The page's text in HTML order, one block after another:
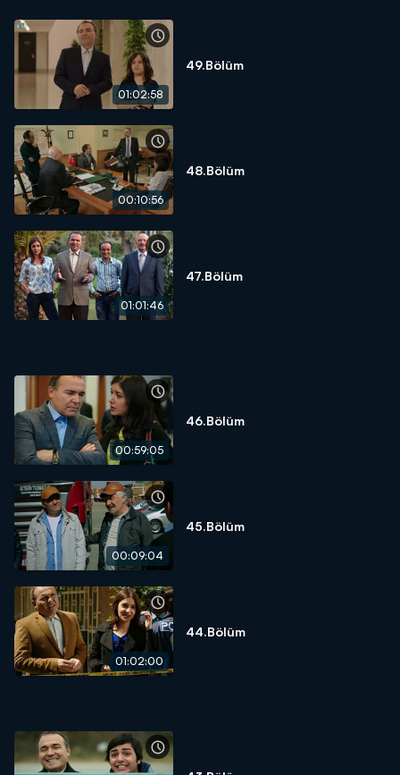
01:02:58
49.Bölüm
00:10:56
48.Bölüm
01:01:46
47.Bölüm
00:59:05
46.Bölüm
00:09:04
45.Bölüm
01:02:00
44.Bölüm